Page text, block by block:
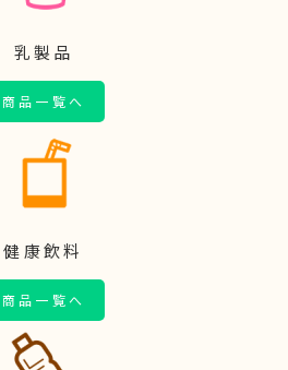
乳製品
商品一覧へ
健康飲料
商品一覧へ